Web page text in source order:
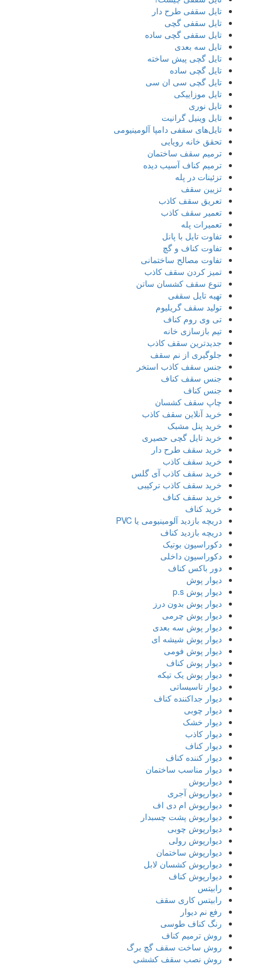
تایل سقفی طرح دار
تایل سقفی گچی
تایل سقفی گچی ساده
تایل سه بعدی
تایل گچی پیش ساخته
تایل گچی ساده
تایل گچی سی ان سی
تایل موزاییکی
تایل نوری
تایل وینیل گرانیت
تایل‌های سقفی دامپا آلومینیومی
تحقق خانه رویایی
ترمیم سقف ساختمان
ترمیم کناف آسیب دیده
تزئینات در پله
تزیین سقف
تعریق سقف کاذب
تعمیر سقف کاذب
تعمیرات پله
تفاوت تایل با پانل
تفاوت کناف و گچ
تفاوت مصالح ساختمانی
تمیز کردن سقف کاذب
تنوع سقف کشسان ساتن
تهیه تایل سقفی
تولید سقف گریلیوم
تی وی روم کناف
تیم بازسازی خانه
جدیدترین سقف کاذب
جلوگیری از نم سقف
جنس سقف کاذب استخر
جنس سقف کناف
جنس کناف
چاپ سقف کشسان
خرید آنلاین سقف کاذب
خرید پنل مشبک
خرید تایل گچی حصیری
خرید سقف طرح دار
خرید سقف کاذب
خرید سقف کاذب آی گلس
خرید سقف کاذب ترکیبی
خرید سقف کناف
خرید کناف
دریچه بازدید آلومینیومی یا PVC
دریچه بازدید کناف
دکوراسیون بوتیک
دکوراسیون داخلی
دور باکس کناف
دیوار پوش
دیوار پوش p.s
دیوار پوش بدون درز
دیوار پوش چرمی
دیوار پوش سه بعدی
دیوار پوش شیشه ای
دیوار پوش فومی
دیوار پوش کناف
دیوار پوش یک تیکه
دیوار تاسیساتی
دیوار جداکننده کناف
دیوار چوبی
دیوار خشک
دیوار کاذب
دیوار کناف
دیوار کننده کناف
دیوار مناسب ساختمان
دیوارپوش
دیوارپوش آجری
دیوارپوش ام دی اف
دیوارپوش پشت چسبدار
دیوارپوش چوبی
دیوارپوش رولی
دیوارپوش ساختمان
دیوارپوش کشسان لابل
دیوارپوش کناف
رابیتس
رابیتس کاری سقف
رفع نم دیوار
رنگ کناف طوسی
روش ترمیم کناف
روش ساخت سقف گچ برگ
روش نصب سقف کششی